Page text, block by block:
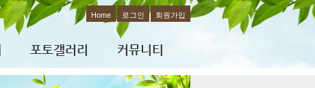
Home 로그인 회원가입
포토갤러리 커뮤니티